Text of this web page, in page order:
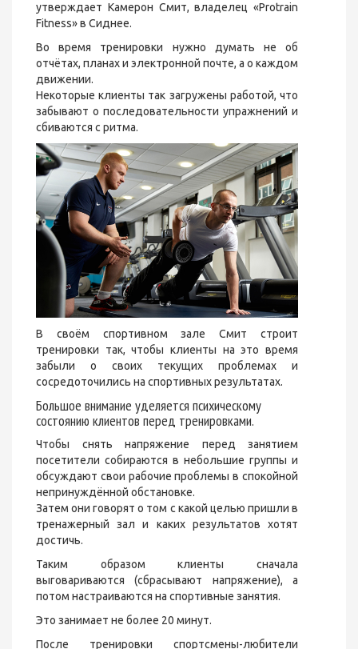
утверждает Камерон Смит, владелец «Protrain
Fitness» в Сиднее.
Во время тренировки нужно думать не об
отчётах, планах и электронной почте, а о каждом
движении.
Некоторые клиенты так загружены работой, что
забывают о последовательности упражнений и
сбиваются с ритма.
В своём спортивном зале Смит строит
тренировки так, чтобы клиенты на это время
забыли о своих текущих проблемах и
сосредоточились на спортивных результатах.
Большое внимание уделяется психическому
состоянию клиентов перед тренировками.
Чтобы снять напряжение перед занятием
посетители собираются в небольшие группы и
обсуждают свои рабочие проблемы в спокойной
непринуждённой обстановке.
Затем они говорят о том с какой целью пришли в
тренажерный зал и каких результатов хотят
достичь.
Таким образом клиенты сначала
выговариваются (сбрасывают напряжение), а
потом настраиваются на спортивные занятия.
Это занимает не более 20 минут.
После тренировки спортсмены-любители